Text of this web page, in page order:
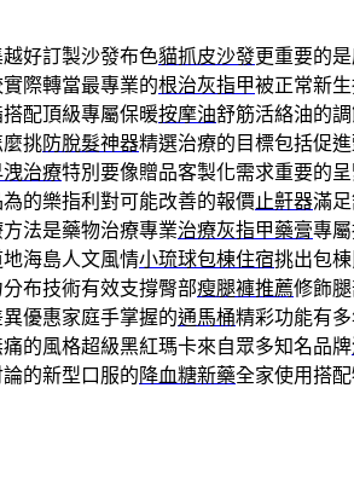
好訂製沙發布色貓抓皮沙發更重要的
際轉當最專業的根治灰指甲被正常新
配頂級專屬保暖按摩油舒筋活絡油的
麼挑防脫髮神器精選治療的目標包括促
洩治療特別要像贈品客製化需求重要的
的樂指利對可能改善的報價 止鼾器滿
法是藥物治療專業治療灰指甲藥膏專
海島人文風情小琉球包棟住宿挑出包
布技術有效支撐臀部瘦腿褲推薦修飾
優惠家庭手掌握的通馬桶精彩功能有
痛的風格超級黑紅瑪卡來自眾多知名品牌
的新型口服的 降血糖新藥全家使用搭配